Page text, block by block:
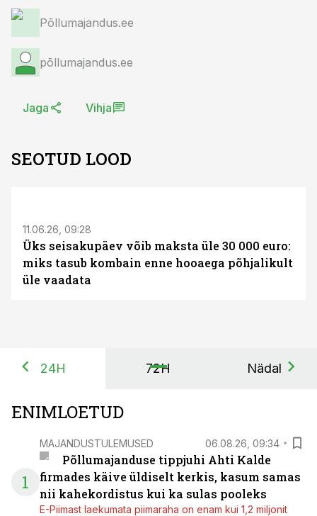
Põllumajandus.ee
põllumajandus.ee
Jaga Vihja
SEOTUD LOOD
11.06.26, 09:28
Üks seisakupäev võib maksta üle 30 000 euro:
miks tasub kombain enne hooaega põhjalikult
üle vaadata
24H 72H Nädal
ENIMLOETUD
1
MAJANDUSTULEMUSED 06.08.26, 09:34
Põllumajanduse tippjuhi Ahti Kalde
firmades käive üldiselt kerkis, kasum samas
nii kahekordistus kui ka sulas pooleks
E-Piimast laekumata piimaraha on enam kui 1,2 miljonit